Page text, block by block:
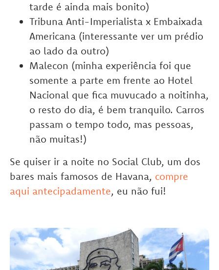
tarde é ainda mais bonito)
Tribuna Anti-Imperialista x Embaixada
Americana (interessante ver um prédio
ao lado da outro)
Malecon (minha experiência foi que
somente a parte em frente ao Hotel
Nacional que fica muvucado a noitinha,
o resto do dia, é bem tranquilo. Carros
passam o tempo todo, mas pessoas,
não muitas!)
Se quiser ir a noite no Social Club, um dos
bares mais famosos de Havana, compre
aqui antecipadamente, eu não fui!